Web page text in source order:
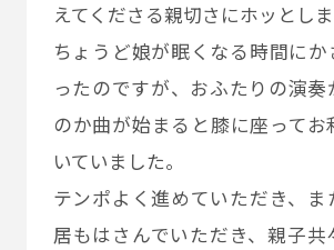
えてくださる親切さにホッとしま
ちょうど娘が眠くなる時間にか
ったのですが、おふたりの演
のか曲が始まると膝に座って
いていました。
テンポよく進めていただき、ま
居もはさんでいただき、親子共